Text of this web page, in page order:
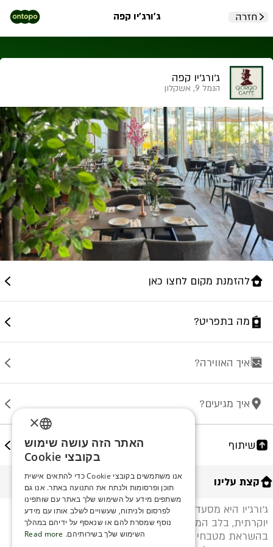
חזרה ג'ורג'יו קפה
ג'ורג'יו קפה
הנמל 9, אשקלון
להזמנת מקום לחצו כאן
מה בתפריט?
איך האווירה?
איך מגיעים?
שיתוף
קצת עלינו
ג׳ורג׳יו היא מסעדה חלבית כשרה באווירה איטלקית
יוקרתית, בלב המרינה באשקלון. התפריט שלנו נרקם
בהשראת מטבחי דרום איטליה, עם דגש על חומרי גלם
ENGLISH
SERBIA
HEBREW
RUSSIAN
×
האתר הזה עושה שימוש
בקובצי Cookie
אנו משתמשים בקובצי Cookie כדי להתאים אישית
תוכן ופרסומות ולנתח את התנועה באתר. אנו גם
משתפים מידע על השימוש שלך באתר עם שותפינו
לפרסום ולניתוח, שעשויים לשלב אותו עם מידע
נוסף שמסרת להם או שנאסף על ידיהם במהלך
השימוש שלך בשירותיהם. Read more